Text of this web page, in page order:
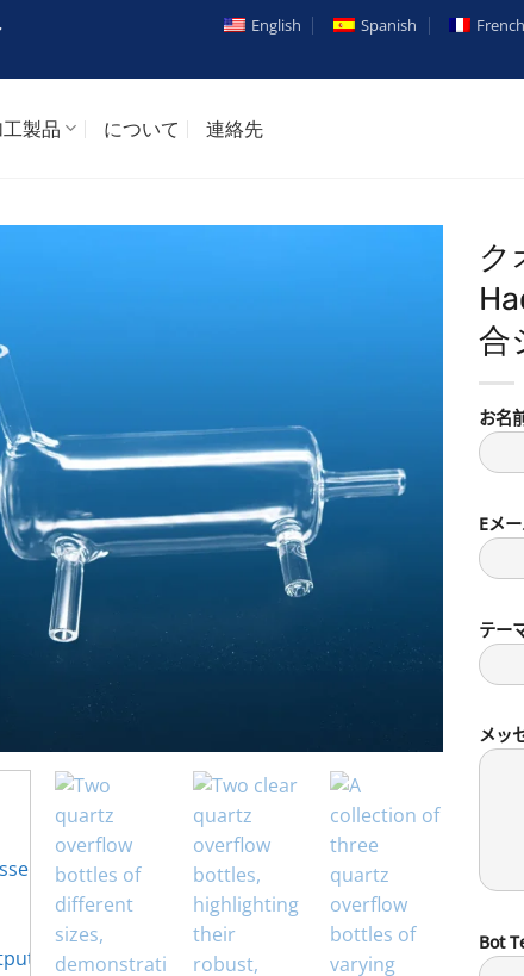
English Spanish French
製品 について 連絡先
ク
合
お名
Eメ
テー
メッ
Bot